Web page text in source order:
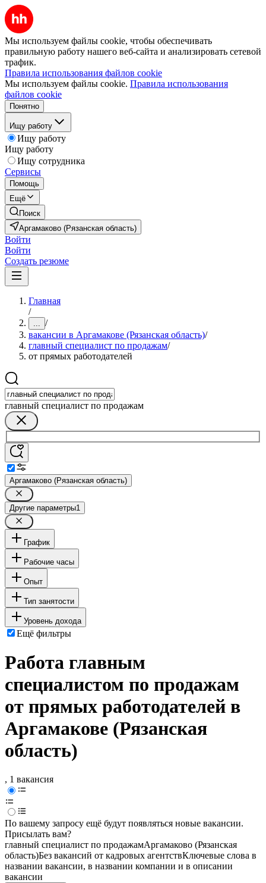
Мы используем файлы cookie, чтобы обеспечивать
правильную работу нашего веб-сайта и анализировать сетевой
трафик.
Правила использования файлов cookie
Мы используем файлы cookie. Правила использования
файлов cookie
Понятно
Ищу работу
Ищу работу
Ищу работу
Ищу сотрудника
Сервисы
Помощь
Ещё
Поиск
Аргамаково (Рязанская область)
Войти
Войти
Создать резюме
Главная
/
... /
вакансии в Аргамакове (Рязанская область)/
главный специалист по продажам/
от прямых работодателей
главный специалист по продажам
Аргамаково (Рязанская область)
Другие параметры1
График
Рабочие часы
Опыт
Тип занятости
Уровень дохода
Ещё фильтры
Работа главным
специалистом по продажам
от прямых работодателей в
Аргамакове (Рязанская
область)
, 1 вакансия
По вашему запросу ещё будут появляться новые вакансии.
Присылать вам?
главный специалист по продажамАргамаково (Рязанская
область)Без вакансий от кадровых агентствКлючевые слова в
названии вакансии, в названии компании и в описании
вакансии